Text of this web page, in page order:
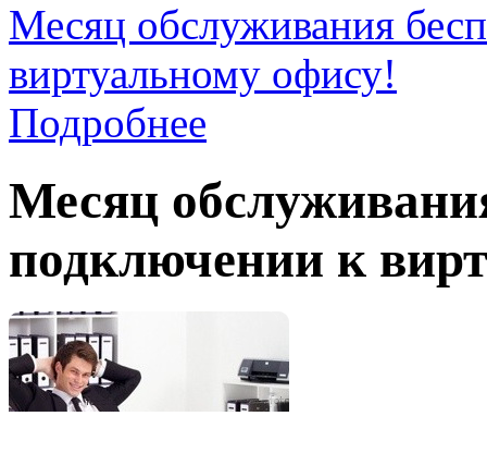
Месяц обслуживания
виртуальному офису!
Подробнее
Месяц
подключении к